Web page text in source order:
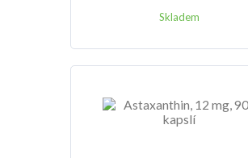
Skladem